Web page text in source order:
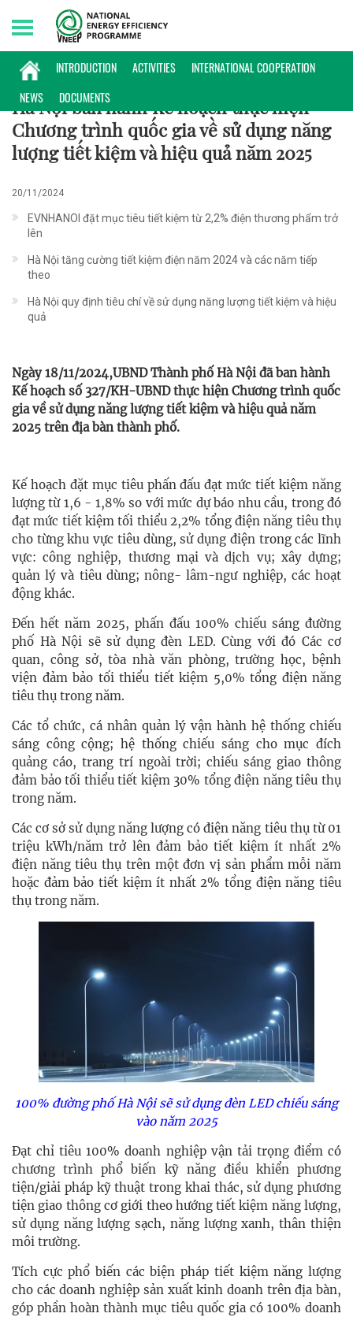
INTRODUCTION ACTIVITIES
INTERNATIONAL COOPERATION
NEWS
DOCUMENTS
Friday, 07/08/2026 | 06:22 GMT+7
CHÍNH SÁCH
Hà Nội ban hành Kế hoạch thực hiện
Chương trình quốc gia về sử dụng năng
lượng tiết kiệm và hiệu quả năm 2025
20/11/2024
EVNHANOI đặt mục tiêu tiết kiệm từ 2,2% điện thương phẩm trở
lên
Hà Nội tăng cường tiết kiệm điện năm 2024 và các năm tiếp
theo
Hà Nội quy định tiêu chí về sử dụng năng lượng tiết kiệm và hiệu
quả
Ngày 18/11/2024,UBND Thành phố Hà Nội đã ban hành
Kế hoạch số 327/KH-UBND thực hiện Chương trình quốc
gia về sử dụng năng lượng tiết kiệm và hiệu quả năm
2025 trên địa bàn thành phố.
Kế hoạch đặt mục tiêu phấn đấu đạt mức tiết kiệm năng
lượng từ 1,6 - 1,8% so với mức dự báo nhu cầu, trong đó
đạt mức tiết kiệm tối thiểu 2,2% tổng điện năng tiêu thụ
cho từng khu vực tiêu dùng, sử dụng điện trong các lĩnh
vực: công nghiệp, thương mại và dịch vụ; xây dựng;
quản lý và tiêu dùng; nông- lâm-ngư nghiệp, các hoạt
động khác.
Đến hết năm 2025, phấn đấu 100% chiếu sáng đường
phố Hà Nội sẽ sử dụng đèn LED. Cùng với đó Các cơ
quan, công sở, tòa nhà văn phòng, trường học, bệnh
viện đảm bảo tối thiểu tiết kiệm 5,0% tổng điện năng
tiêu thụ trong năm.
Các tổ chức, cá nhân quản lý vận hành hệ thống chiếu
sáng công cộng; hệ thống chiếu sáng cho mục đích
quảng cáo, trang trí ngoài trời; chiếu sáng giao thông
đảm bảo tối thiểu tiết kiệm 30% tổng điện năng tiêu thụ
trong năm.
Các cơ sở sử dụng năng lượng có điện năng tiêu thụ từ 01
triệu kWh/năm trở lên đảm bảo tiết kiệm ít nhất 2%
điện năng tiêu thụ trên một đơn vị sản phẩm mỗi năm
hoặc đảm bảo tiết kiệm ít nhất 2% tổng điện năng tiêu
thụ trong năm.
100% đường phố Hà Nội sẽ sử dụng đèn LED chiếu sáng
vào năm 2025
Đạt chỉ tiêu 100% doanh nghiệp vận tải trọng điểm có
chương trình phổ biến kỹ năng điều khiển phương
tiện/giải pháp kỹ thuật trong khai thác, sử dụng phương
tiện giao thông cơ giới theo hướng tiết kiệm năng lượng,
sử dụng năng lượng sạch, năng lượng xanh, thân thiện
môi trường.
Tích cực phổ biến các biện pháp tiết kiệm năng lượng
cho các doanh nghiệp sản xuất kinh doanh trên địa bàn,
góp phần hoàn thành mục tiêu quốc gia có 100% doanh